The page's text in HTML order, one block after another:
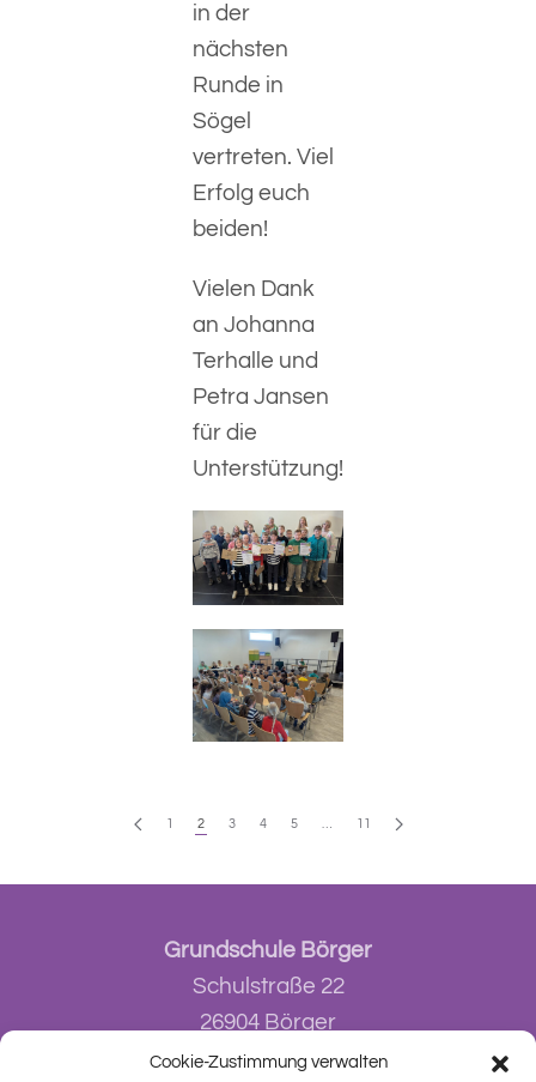
Cookie-Zustimmung verwalten
in der
nächsten
Runde in
Sögel
vertreten. Viel
Erfolg euch
beiden!
Vielen Dank
an Johanna
Terhalle und
Petra Jansen
für die
Unterstützung!
2 3 4 5 …
Grundschule Börger
Schulstraße 22
26904 Börger